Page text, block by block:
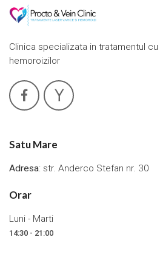
Clinica specializata in tratamentul
hemoroizilor
Satu Mare
Adresa: str. Anderco Stefan nr. 30
Orar
Luni - Marti
14:30 - 21:00